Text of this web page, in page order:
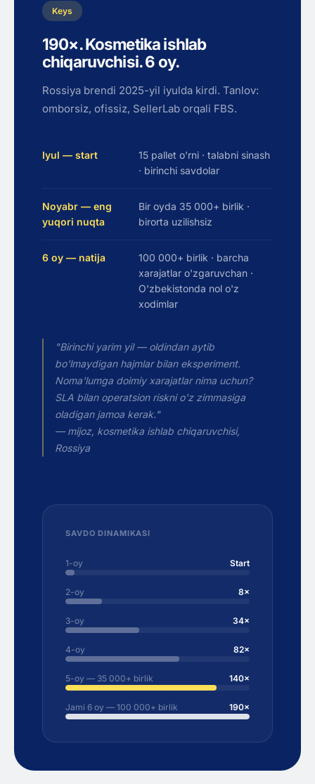
Keys
190×. Kosmetika ishlab
chiqaruvchisi. 6 oy.
Rossiya brendi 2025-yil iyulda kirdi. Tanlov:
omborsiz, ofissiz, SellerLab orqali FBS.
Iyul — start
15 pallet o'rni · talabni sinash
· birinchi savdolar
Noyabr — eng
yuqori nuqta
Bir oyda 35 000+ birlik ·
birorta uzilishsiz
6 oy — natija
100 000+ birlik · barcha
xarajatlar o'zgaruvchan ·
O'zbekistonda nol o'z
xodimlar
"Birinchi yarim yil — oldindan aytib
bo'lmaydigan hajmlar bilan eksperiment.
Noma'lumga doimiy xarajatlar nima uchun?
SLA bilan operatsion riskni o'z zimmasiga
oladigan jamoa kerak."
— mijoz, kosmetika ishlab chiqaruvchisi,
Rossiya
SAVDO DINAMIKASI
1-oy Start
2-oy 8×
3-oy 34×
4-oy 82×
5-oy — 35 000+ birlik 140×
Jami 6 oy — 100 000+ birlik 190×